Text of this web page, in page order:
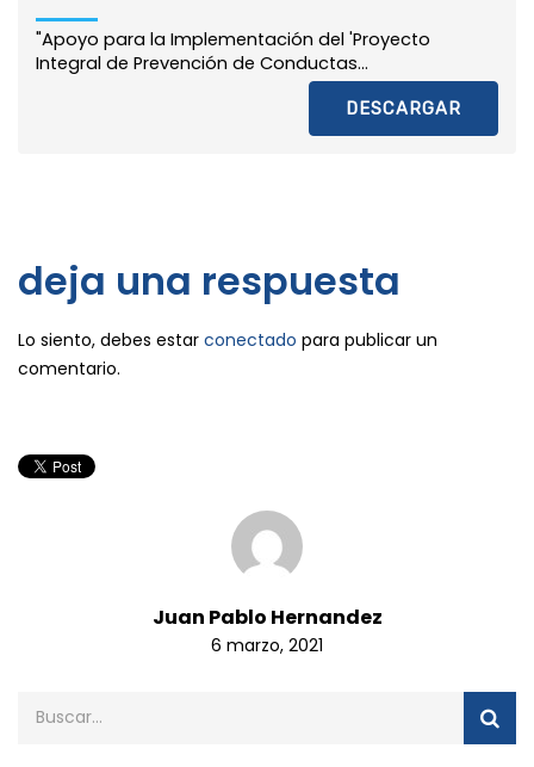
"Apoyo para la Implementación del 'Proyecto
Integral de Prevención de Conductas...
DESCARGAR
deja una respuesta
Lo siento, debes estar conectado para publicar un
comentario.
Juan Pablo Hernandez
6 marzo, 2021